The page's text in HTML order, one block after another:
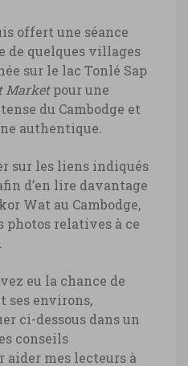
offert une séance
de quelques villages
sur le lac Tonlé Sap
Marketpour une
du Cambodge et
authentique.
sur les liens indiqués
d’en lire davantage
Wat au Cambodge,
photos relatives à ce
eu la chance de
ses environs,
ci-dessous dans un
conseils
aider mes lecteurs à